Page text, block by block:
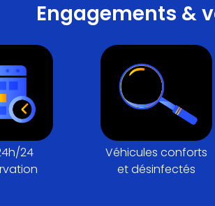
Engagements &
24
Véhicules conforts
et désinfectés